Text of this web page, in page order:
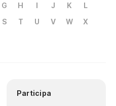
G H I J K
L
S T U V W
X
Participa